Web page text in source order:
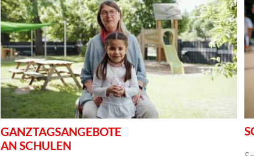
GANZTAGSANGEBOTE
AN SCHULEN